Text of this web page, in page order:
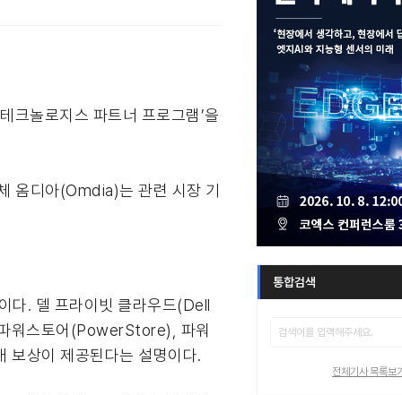
크놀로지스 파트너 프로그램’을
옴디아(Omdia)는 관련 시장 기
다. 델 프라이빗 클라우드(Dell
워스토어(PowerStore), 파워
상이 제공된다는 설명이다.
통합검색
전체기사 목록보